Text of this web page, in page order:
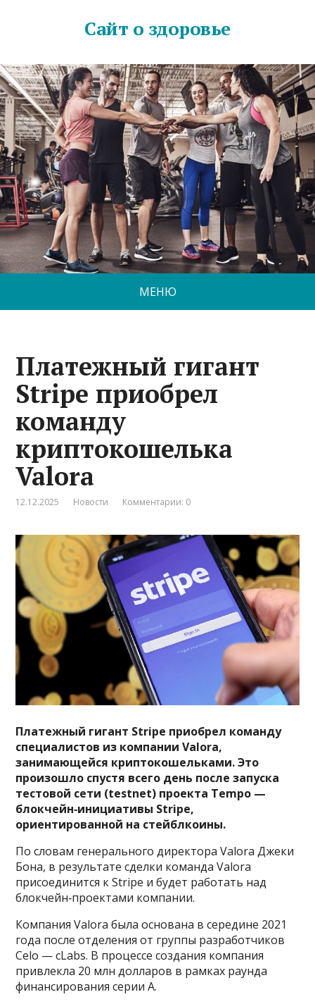
Сайт о здоровье
МЕНЮ
Платежный гигант
Stripe приобрел
команду
криптокошелька
Valora
12.12.2025 Новости Комментарии: 0
Платежный гигант Stripe приобрел команду
специалистов из компании Valora,
занимающейся криптокошельками. Это
произошло спустя всего день после запуска
тестовой сети (testnet) проекта Tempo —
блокчейн‑инициативы Stripe,
ориентированной на стейблкоины.
По словам генерального директора Valora Джеки
Бона, в результате сделки команда Valora
присоединится к Stripe и будет работать над
блокчейн‑проектами компании.
Компания Valora была основана в середине 2021
года после отделения от группы разработчиков
Celo — cLabs. В процессе создания компания
привлекла 20 млн долларов в рамках раунда
финансирования серии A.